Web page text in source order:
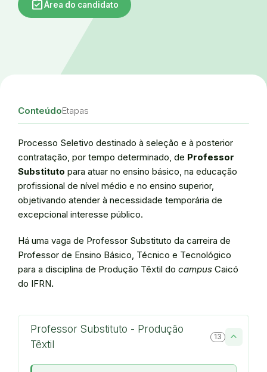
assignment_turned_inÁrea do candidato
ConteúdoEtapas
Processo Seletivo destinado à seleção e à posterior
contratação, por tempo determinado, de Professor
Substituto para atuar no ensino básico, na educação
profissional de nível médio e no ensino superior,
objetivando atender à necessidade temporária de
excepcional interesse público.
Há uma vaga de Professor Substituto da carreira de
Professor de Ensino Básico, Técnico e Tecnológico
para a disciplina de Produção Têxtil do campus Caicó
do IFRN.
Professor Substituto - Produção
Têxtil
13